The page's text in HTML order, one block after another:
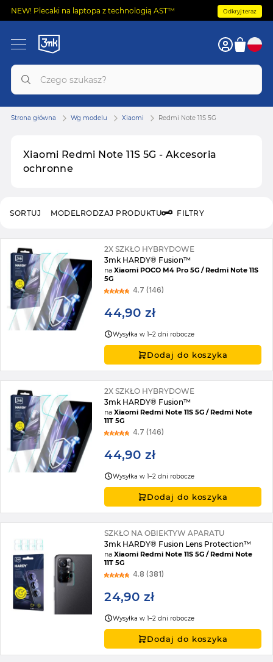
NEW! Plecaki na laptopa z technologią AST™ Odkryj teraz
Xiaomi Redmi Note 11S 5G - Akcesoria
ochronne
Strona główna Wg modelu Xiaomi Redmi Note 11S 5G
MODELRODZAJ PRODUKTU FILTRY
SORTUJ
2X SZKŁO HYBRYDOWE
3mk HARDY® Fusion™
naXiaomi POCO M4 Pro 5G / Redmi Note 11S
5G
4.7 (146)
44,90 zł
Wysyłka w 1–2 dni robocze
Dodaj do koszyka
2X SZKŁO HYBRYDOWE
3mk HARDY® Fusion™
naXiaomi Redmi Note 11S 5G / Redmi Note
11T 5G
4.7 (146)
44,90 zł
Wysyłka w 1–2 dni robocze
Dodaj do koszyka
SZKŁO NA OBIEKTYW APARATU
3mk HARDY® Fusion Lens Protection™
naXiaomi Redmi Note 11S 5G / Redmi Note
11T 5G
4.8 (381)
24,90 zł
Wysyłka w 1–2 dni robocze
Dodaj do koszyka